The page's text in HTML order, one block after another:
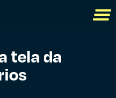
tela da